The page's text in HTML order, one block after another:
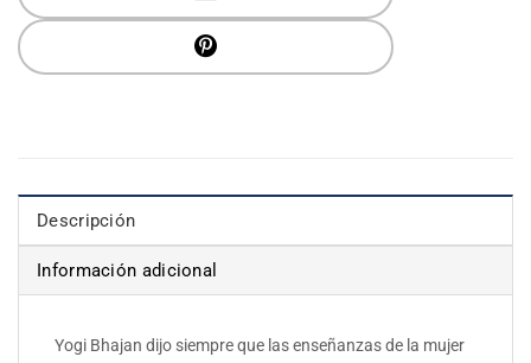
Descripción
Información adicional
Yogi Bhajan dijo siempre que las enseñanzas de la mujer